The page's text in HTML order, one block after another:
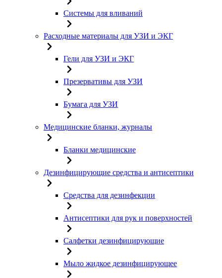
Системы для вливаний
Расходные материалы для УЗИ и ЭКГ
Гели для УЗИ и ЭКГ
Презервативы для УЗИ
Бумага для УЗИ
Медицинские бланки, журналы
Бланки медицинские
Дезинфицирующие средства и антисептики
Средства для дезинфекции
Антисептики для рук и поверхностей
Салфетки дезинфицирующие
Мыло жидкое дезинфицирующее